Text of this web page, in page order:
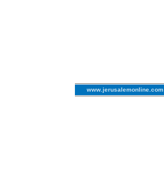
www.jerusalemonline.com